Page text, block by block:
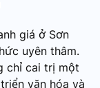
giá ở Sơn
uyên thâm.
chỉ cai trị một
văn hóa và